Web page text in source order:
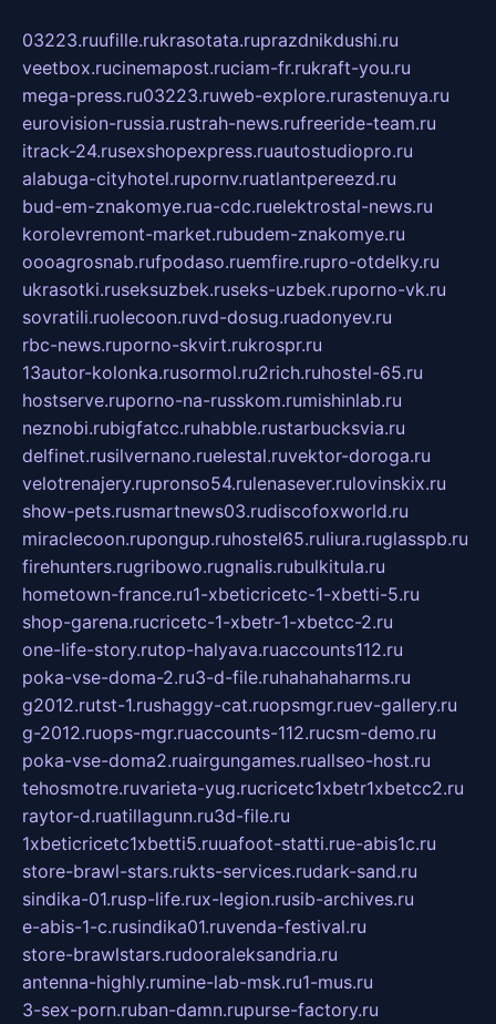
03223.ruufille.rukrasotata.ruprazdnikdushi.ru
veetbox.rucinemapost.ruciam-fr.rukraft-you.ru
mega-press.ru03223.ruweb-explore.rurastenuya.ru
eurovision-russia.rustrah-news.rufreeride-team.ru
itrack-24.rusexshopexpress.ruautostudiopro.ru
alabuga-cityhotel.rupornv.ruatlantpereezd.ru
bud-em-znakomye.rua-cdc.ruelektrostal-news.ru
korolevremont-market.rubudem-znakomye.ru
oooagrosnab.rufpodaso.ruemfire.rupro-otdelky.ru
ukrasotki.ruseksuzbek.ruseks-uzbek.ruporno-vk.ru
sovratili.ruolecoon.ruvd-dosug.ruadonyev.ru
rbc-news.ruporno-skvirt.rukrospr.ru
13autor-kolonka.rusormol.ru2rich.ruhostel-65.ru
hostserve.ruporno-na-russkom.rumishinlab.ru
neznobi.rubigfatcc.ruhabble.rustarbucksvia.ru
delfinet.rusilvernano.ruelestal.ruvektor-doroga.ru
velotrenajery.rupronso54.rulenasever.rulovinskix.ru
show-pets.rusmartnews03.rudiscofoxworld.ru
miraclecoon.rupongup.ruhostel65.ruliura.ruglasspb.ru
firehunters.rugribowo.rugnalis.rubulkitula.ru
hometown-france.ru1-xbeticricetc-1-xbetti-5.ru
shop-garena.rucricetc-1-xbetr-1-xbetcc-2.ru
one-life-story.rutop-halyava.ruaccounts112.ru
poka-vse-doma-2.ru3-d-file.ruhahahaharms.ru
g2012.rutst-1.rushaggy-cat.ruopsmgr.ruev-gallery.ru
g-2012.ruops-mgr.ruaccounts-112.rucsm-demo.ru
poka-vse-doma2.ruairgungames.ruallseo-host.ru
tehosmotre.ruvarieta-yug.rucricetc1xbetr1xbetcc2.ru
raytor-d.ruatillagunn.ru3d-file.ru
1xbeticricetc1xbetti5.ruuafoot-statti.rue-abis1c.ru
store-brawl-stars.rukts-services.rudark-sand.ru
sindika-01.rusp-life.rux-legion.rusib-archives.ru
e-abis-1-c.rusindika01.ruvenda-festival.ru
store-brawlstars.rudooraleksandria.ru
antenna-highly.rumine-lab-msk.ru1-mus.ru
3-sex-porn.ruban-damn.rupurse-factory.ru